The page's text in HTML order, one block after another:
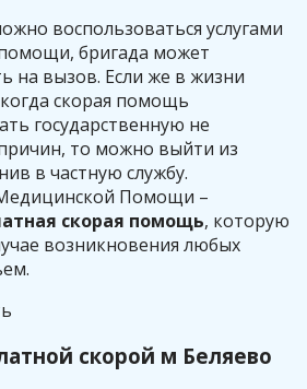
воспользоваться услугами
бригада может
на вызов. Если же в жизни
скорая помощь
государственную не
то можно выйти из
в частную службу.
Помощи –
скорая помощь, которую
возникновения любых
скорой м Беляево